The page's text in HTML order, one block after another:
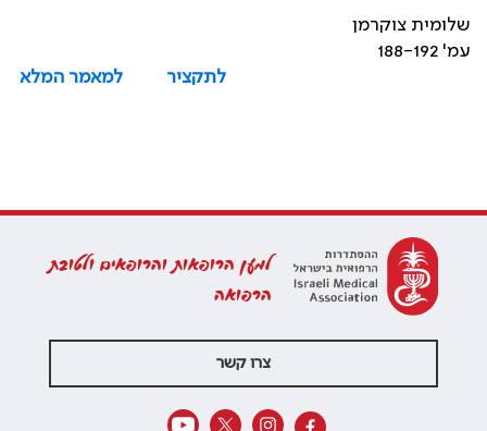
שלומית צוקרמן
עמ' 188-192
לתקציר
למאמר המלא
למען הרופאות והרופאים ולטובת
הרפואה
צרו קשר